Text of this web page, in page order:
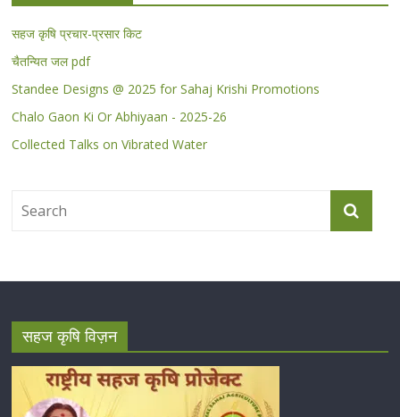
सहज कृषि प्रचार-प्रसार किट
चैतन्यित जल pdf
Standee Designs @ 2025 for Sahaj Krishi Promotions
Chalo Gaon Ki Or Abhiyaan - 2025-26
Collected Talks on Vibrated Water
सहज कृषि विज़न